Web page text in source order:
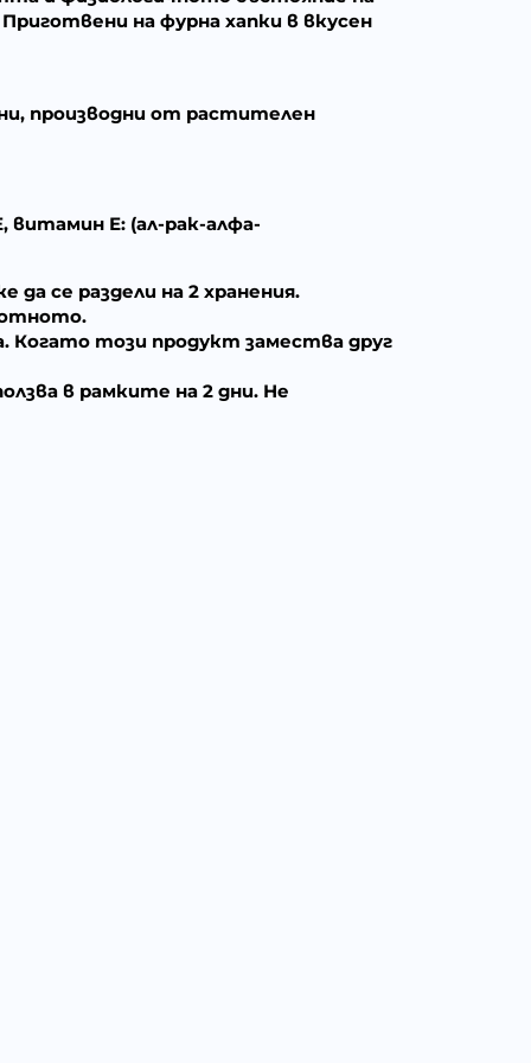
на фурна хапки в вкусен
производни от растителен
Е: (ал-рак-алфа-
да се раздели на 2 хранения.
Когато този продукт замества друг
в рамките на 2 дни. Не